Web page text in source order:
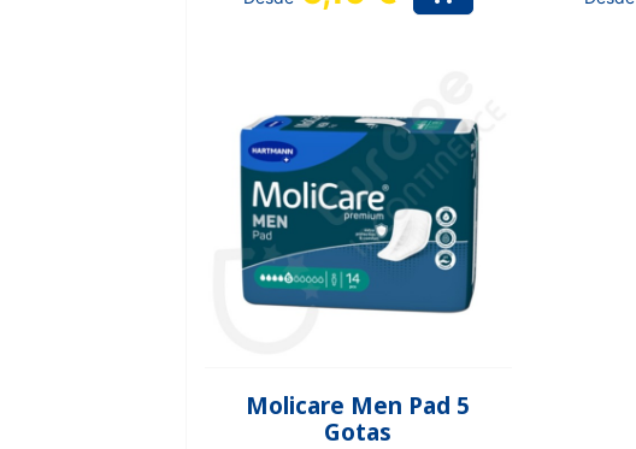
Molicare Men Pad 5
Gotas